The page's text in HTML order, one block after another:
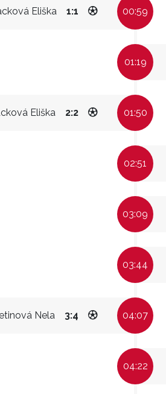
Eliška 1:1 00:59
01:19
Eliška 2:2 01:50
02:51
03:09
03:44
Nela 3:4 04:07
04:22